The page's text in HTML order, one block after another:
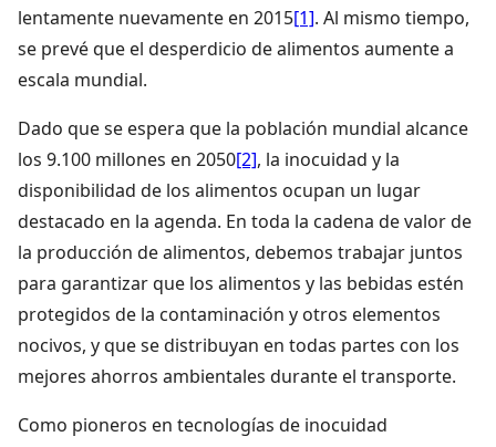
lentamente nuevamente en 2015[1]. Al mismo tiempo,
se prevé que el desperdicio de alimentos aumente a
escala mundial.
Dado que se espera que la población mundial alcance
los 9.100 millones en 2050[2], la inocuidad y la
disponibilidad de los alimentos ocupan un lugar
destacado en la agenda. En toda la cadena de valor de
la producción de alimentos, debemos trabajar juntos
para garantizar que los alimentos y las bebidas estén
protegidos de la contaminación y otros elementos
nocivos, y que se distribuyan en todas partes con los
mejores ahorros ambientales durante el transporte.
Como pioneros en tecnologías de inocuidad